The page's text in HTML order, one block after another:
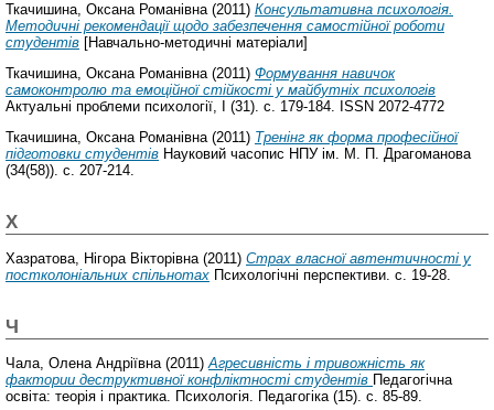
Ткачишина, Оксана Романівна(2011) Консультативна психологія.
Методичні рекомендації щодо забезпечення самостійної роботи
студентів [Навчально-методичні матеріали]
Ткачишина, Оксана Романівна(2011) Формування навичок
самоконтролю та емоційної стійкості у майбутніх психологів
Актуальні проблеми психології, І (31). с. 179-184. ISSN 2072-4772
Ткачишина, Оксана Романівна(2011) Тренінг як форма професійної
підготовки студентів Науковий часопис НПУ ім. М. П. Драгоманова
(34(58)). с. 207-214.
Х
Хазратова, Нігора Вікторівна (2011) Страх власної автентичності у
постколоніальних спільнотах Психологічні перспективи. с. 19-28.
Ч
Чала, Олена Андріївна (2011) Агресивність і тривожність як
фактории деструктивної конфліктності студентів Педагогічна
освіта: теорія і практика. Психологія. Педагогіка (15). с. 85-89.